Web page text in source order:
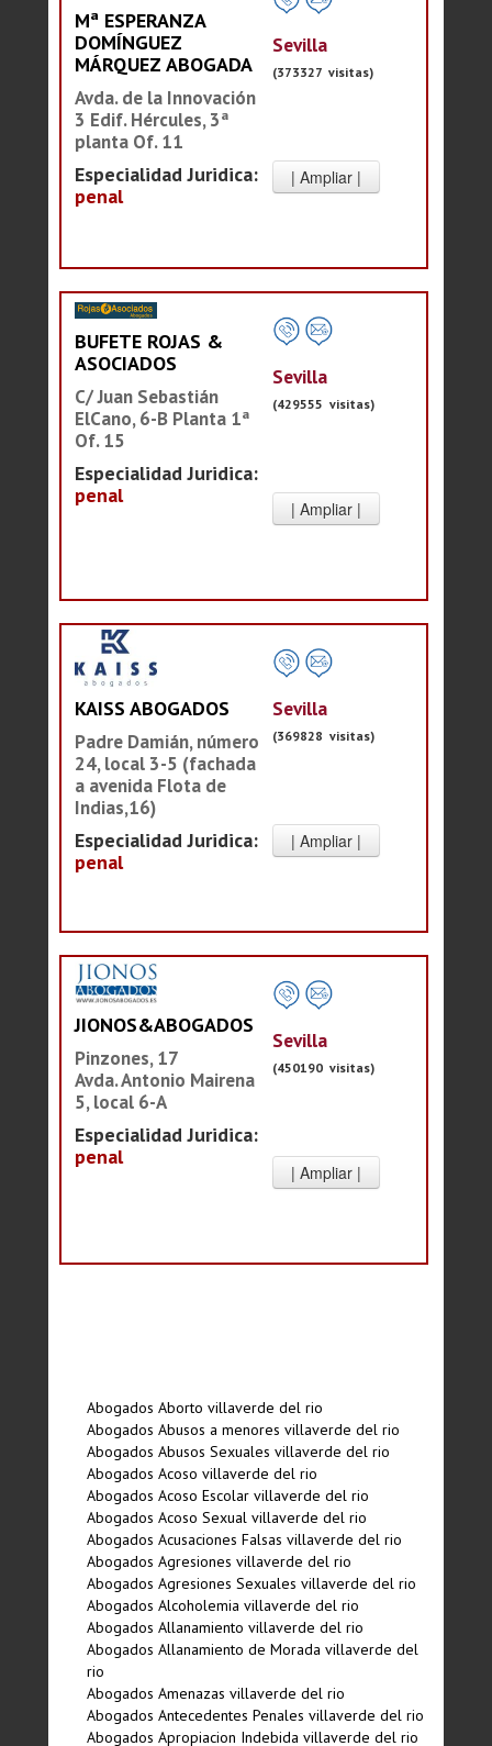
Mª ESPERANZA
DOMÍNGUEZ
MÁRQUEZ ABOGADA
Avda. de la Innovación
3 Edif. Hércules, 3ª
planta Of. 11
Especialidad Juridica:
penal
Sevilla
(373327 visitas)
BUFETE ROJAS &
ASOCIADOS
C/ Juan Sebastián
ElCano, 6-B Planta 1ª
Of. 15
Especialidad Juridica:
penal
Sevilla
(429555 visitas)
KAISS ABOGADOS
Padre Damián, número
24, local 3-5 (fachada
a avenida Flota de
Indias,16)
Especialidad Juridica:
penal
Sevilla
(369828 visitas)
JIONOS&ABOGADOS
Pinzones, 17
Avda. Antonio Mairena
5, local 6-A
Especialidad Juridica:
penal
Sevilla
(450190 visitas)
Abogados Aborto villaverde del rio
Abogados Abusos a menores villaverde del rio
Abogados Abusos Sexuales villaverde del rio
Abogados Acoso villaverde del rio
Abogados Acoso Escolar villaverde del rio
Abogados Acoso Sexual villaverde del rio
Abogados Acusaciones Falsas villaverde del rio
Abogados Agresiones villaverde del rio
Abogados Agresiones Sexuales villaverde del rio
Abogados Alcoholemia villaverde del rio
Abogados Allanamiento villaverde del rio
Abogados Allanamiento de Morada villaverde del
rio
Abogados Amenazas villaverde del rio
Abogados Antecedentes Penales villaverde del rio
Abogados Apropiacion Indebida villaverde del rio